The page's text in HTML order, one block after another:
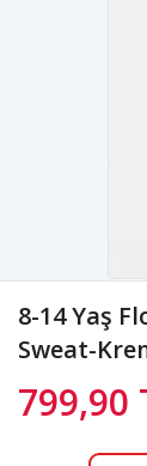
8-14 Yaş
Sweat-
799,90